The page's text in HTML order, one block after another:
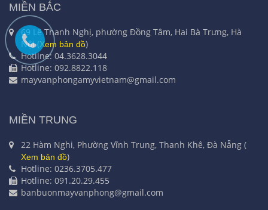
MIỀN BẮC
69 Lê Thanh Nghị, phường Đồng Tâm, Hai Bà Trưng, Hà
Nội (Xem bản đồ)
Hotline: 04.3628.3044
Hotline: 092.8822.118
mayvanphongamyvietnam@gmail.com
MIỀN TRUNG
22 Hàm Nghi, Phường Vĩnh Trung, Thanh Khê, Đà Nẵng (
Xem bản đồ)
Hotline: 0236.3705.477
Hotline: 091.20.29.455
banbuonmayvanphong@gmail.com